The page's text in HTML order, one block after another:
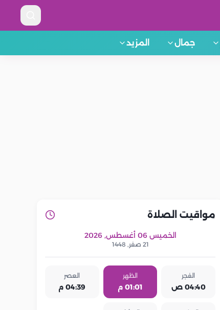
جمال المزيد
مواقيت الصلاة
الخميس 06 أغسطس, 2026
21 صفر, 1448
الفجر
04:40 ص
الظهر
01:01 م
العصر
04:39 م